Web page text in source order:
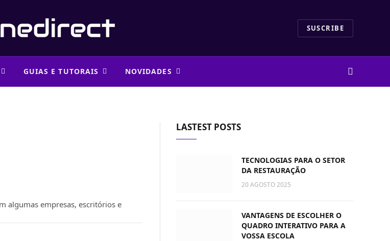
SUSCRIBE
GUIAS E TUTORAIS NOVIDADES
algumas empresas, escritórios e
LASTEST POSTS
TECNOLOGIAS PARA O SETOR
DA RESTAURAÇÃO
20 AGOSTO 2025
VANTAGENS DE ESCOLHER O
QUADRO INTERATIVO PARA A
VOSSA ESCOLA